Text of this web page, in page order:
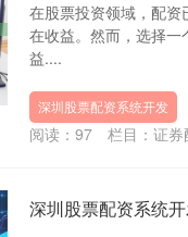
在股票投资领域，配
在收益。然而，选择
益....
深圳股票配资系统开发
阅读： 97 栏目： 证券
深圳股票配资系统